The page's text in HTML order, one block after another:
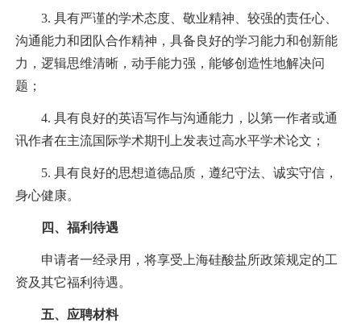
3. 具有严谨的学术态度、敬业精神、较强的责任心、
沟通能力和团队合作精神，具备良好的学习能力和创新能
力，逻辑思维清晰，动手能力强，能够创造性地解决问
题；
4. 具有良好的英语写作与沟通能力，以第一作者或通
讯作者在主流国际学术期刊上发表过高水平学术论文；
5. 具有良好的思想道德品质，遵纪守法、诚实守信，
身心健康。
四、福利待遇
申请者一经录用，将享受上海硅酸盐所政策规定的工
资及其它福利待遇。
五、应聘材料